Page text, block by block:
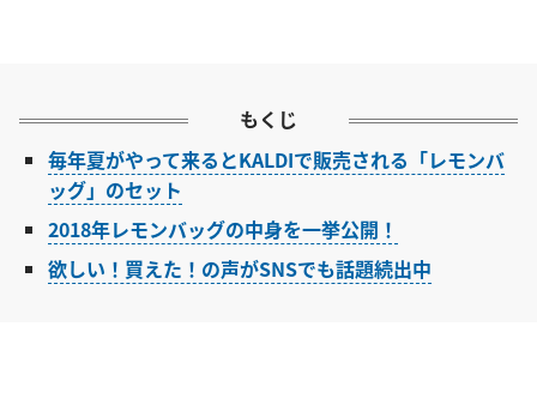
もくじ
毎年夏がやって来るとKALDIで販売される「レモンバ
ッグ」のセット
2018年レモンバッグの中身を一挙公開！
欲しい！買えた！の声がSNSでも話題続出中